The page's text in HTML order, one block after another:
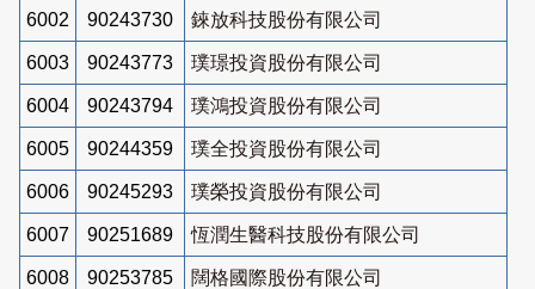
6002 90243730 錸放科技股份有限公司
6003 90243773 璞璟投資股份有限公司
6004 90243794 璞鴻投資股份有限公司
6005 90244359 璞全投資股份有限公司
6006 90245293 璞榮投資股份有限公司
6007 90251689 恆潤生醫科技股份有限公司
6008 90253785 闊格國際股份有限公司